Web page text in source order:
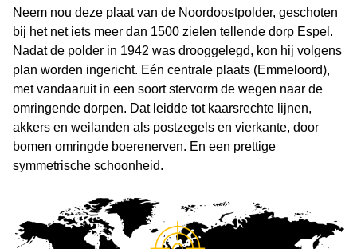
Neem nou deze plaat van de Noordoostpolder, geschoten
bij het net iets meer dan 1500 zielen tellende dorp Espel.
Nadat de polder in 1942 was drooggelegd, kon hij volgens
plan worden ingericht. Eén centrale plaats (Emmeloord),
met vandaaruit in een soort stervorm de wegen naar de
omringende dorpen. Dat leidde tot kaarsrechte lijnen,
akkers en weilanden als postzegels en vierkante, door
bomen omringde boerenerven. En een prettige
symmetrische schoonheid.